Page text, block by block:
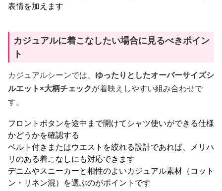
表情を加えます
カジュアルに着こなしたい場合に見るべきポイン
ト
カジュアルシーンでは、 ゆったりとしたオーバーサイズシ
ルエット×大柄チェックが着映えしやすい組み合わせで
す。
フロントボタンを途中まで開けてシャツ使いができる仕様
かどうかを確認する
ベルト付きまたはウエストを絞れる設計であれば、メリハ
リのある着こなしにも対応できます
デニムやスニーカーと相性のよいカジュアル素材（コット
ン・リネン混）を選ぶのがポイントです